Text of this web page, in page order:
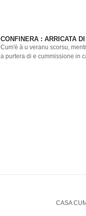
CONFINERA : ARRICATA
Cum'è à u veranu scorsu,
a purtera di e cummissione in
CASA